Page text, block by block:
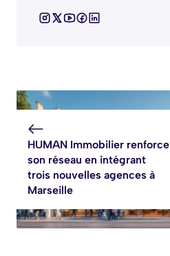
HUMAN Immobilier renforce
son réseau en intégrant
trois nouvelles agences à
Marseille